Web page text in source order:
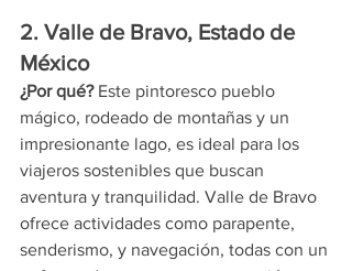
2. Valle de Bravo, Estado de
México
¿Por qué? Este pintoresco pueblo
mágico, rodeado de montañas y un
impresionante lago, es ideal para los
viajeros sostenibles que buscan
aventura y tranquilidad. Valle de Bravo
ofrece actividades como parapente,
senderismo, y navegación, todas con un